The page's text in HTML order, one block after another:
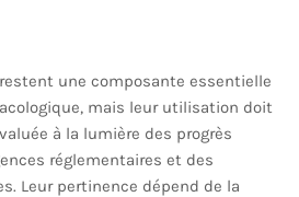
une composante essentielle
mais leur utilisation doit
à la lumière des progrès
réglementaires et des
Leur pertinence dépend de la